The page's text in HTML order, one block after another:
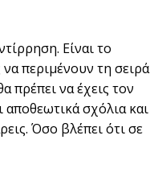
Είναι το
περιμένουν τη σειρά
πρέπει να έχεις τον
αποθεωτικά σχόλια και
Όσο βλέπει ότι σε